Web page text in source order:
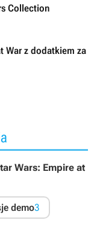
Collection
War z dodatkiem za
Wars: Empire at
demo3